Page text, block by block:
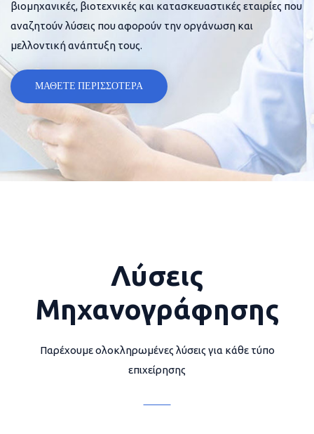
βιομηχανικές, βιοτεχνικές και κατασκευαστικές εταιρίες που
αναζητούν λύσεις που αφορούν την οργάνωση και
μελλοντική ανάπτυξη τους.
ΜΑΘΕΤΕ ΠΕΡΙΣΣΟΤΕΡΑ
Λύσεις
Μηχανογράφησης
Παρέχουμε ολοκληρωμένες λύσεις για κάθε τύπο
επιχείρησης